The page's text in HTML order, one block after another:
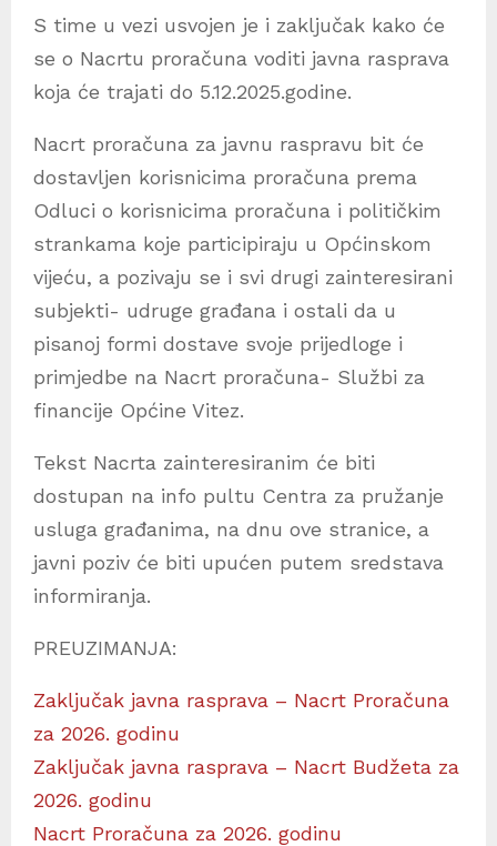
S time u vezi usvojen je i zaključak kako će
se o Nacrtu proračuna voditi javna rasprava
koja će trajati do 5.12.2025.godine.
Nacrt proračuna za javnu raspravu bit će
dostavljen korisnicima proračuna prema
Odluci o korisnicima proračuna i političkim
strankama koje participiraju u Općinskom
vijeću, a pozivaju se i svi drugi zainteresirani
subjekti- udruge građana i ostali da u
pisanoj formi dostave svoje prijedloge i
primjedbe na Nacrt proračuna- Službi za
financije Općine Vitez.
Tekst Nacrta zainteresiranim će biti
dostupan na info pultu Centra za pružanje
usluga građanima, na dnu ove stranice, a
javni poziv će biti upućen putem sredstava
informiranja.
PREUZIMANJA:
Zaključak javna rasprava – Nacrt Proračuna
za 2026. godinu
Zaključak javna rasprava – Nacrt Budžeta za
2026. godinu
Nacrt Proračuna za 2026. godinu